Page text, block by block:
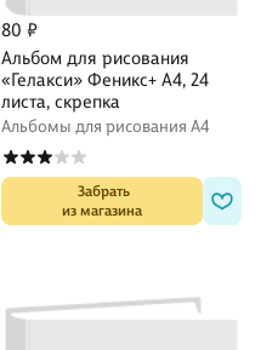
80 ₽
Альбом для рисования
«Гелакси» Феникс+ А4, 24
листа, скрепка
Альбомы для рисования А4
Забрать
из магазина